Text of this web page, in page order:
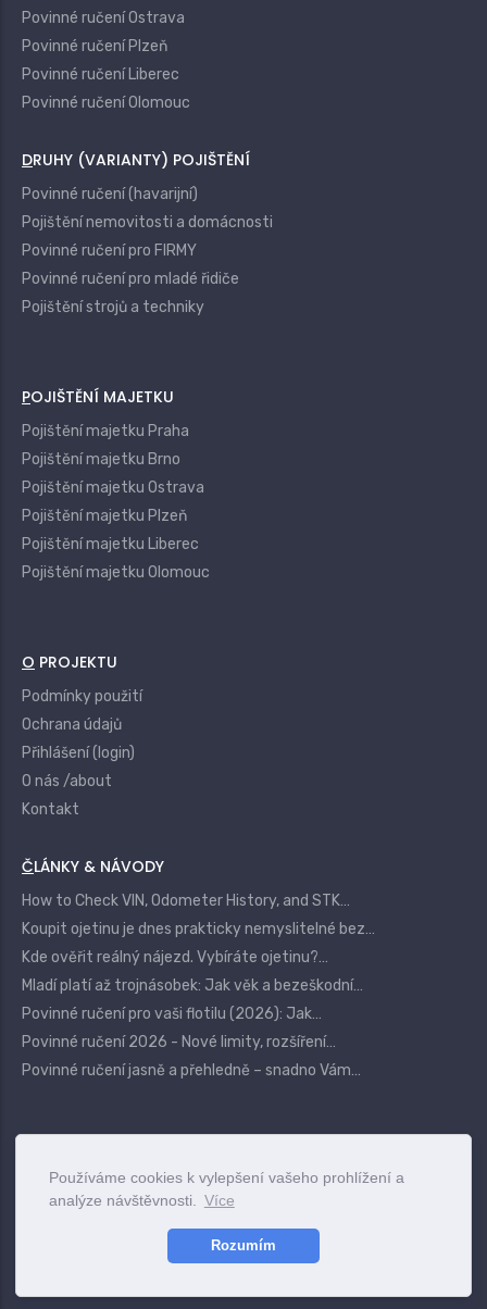
Používáme cookies k vylepšení vašeho prohlížení a
analýze návštěvnosti.
Více
Rozumím
Povinné ručení Ostrava
Povinné ručení Plzeň
Povinné ručení Liberec
Povinné ručení Olomouc
DRUHY (VARIANTY) POJIŠTĚNÍ
Povinné ručení (havarijní)
Pojištění nemovitosti a domácnosti
Povinné ručení pro FIRMY
Povinné ručení pro mladé řidiče
Pojištění strojů a techniky
POJIŠTĚNÍ MAJETKU
Pojištění majetku Praha
Pojištění majetku Brno
Pojištění majetku Ostrava
Pojištění majetku Plzeň
Pojištění majetku Liberec
Pojištění majetku Olomouc
O PROJEKTU
Podmínky použití
Ochrana údajů
Přihlášení (login)
O nás /about
Kontakt
ČLÁNKY & NÁVODY
How to Check VIN, Odometer History, and STK…
Koupit ojetinu je dnes prakticky nemyslitelné bez…
Kde ověřit reálný nájezd. Vybíráte ojetinu?…
Mladí platí až trojnásobek: Jak věk a bezeškodní…
Povinné ručení pro vaši flotilu (2026): Jak…
Povinné ručení 2026 - Nové limity, rozšíření…
Povinné ručení jasně a přehledně – snadno Vám…
www.pojistovnu.cz